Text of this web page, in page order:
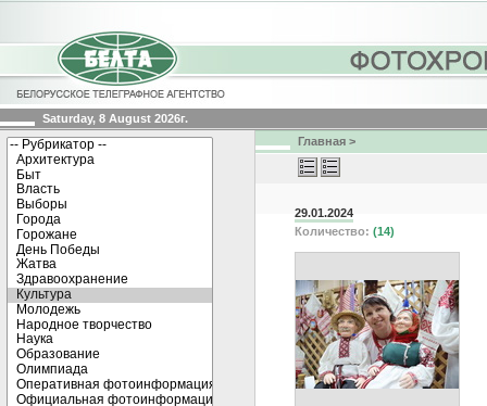
Saturday, 8 August 2026г.
Главная >
29.01.2024
Количество: (14)